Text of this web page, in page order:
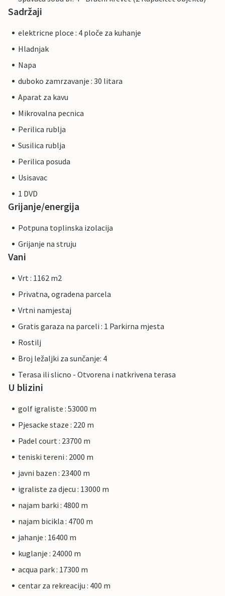
Sadržaji
elektricne ploce : 4 ploče za kuhanje
Hladnjak
Napa
duboko zamrzavanje : 30 litara
Aparat za kavu
Mikrovalna pecnica
Perilica rublja
Susilica rublja
Perilica posuda
Usisavac
1 DVD
Grijanje/energija
Potpuna toplinska izolacija
Grijanje na struju
Vani
Vrt : 1162 m2
Privatna, ogradena parcela
Vrtni namjestaj
Gratis garaza na parceli : 1 Parkirna mjesta
Rostilj
Broj ležaljki za sunčanje: 4
Terasa ili slicno - Otvorena i natkrivena terasa
U blizini
golf igraliste : 53000 m
Pjesacke staze : 220 m
Padel court : 23700 m
teniski tereni : 2000 m
javni bazen : 23400 m
igraliste za djecu : 13000 m
najam barki : 4800 m
najam bicikla : 4700 m
jahanje : 16400 m
kuglanje : 24000 m
acqua park : 17300 m
centar za rekreaciju : 400 m